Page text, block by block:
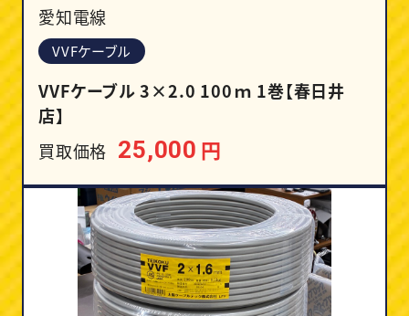
愛知電線
VVFケーブル
VVFケーブル 3×2.0 100ｍ 1巻【春日井
店】
買取価格 25,000 円